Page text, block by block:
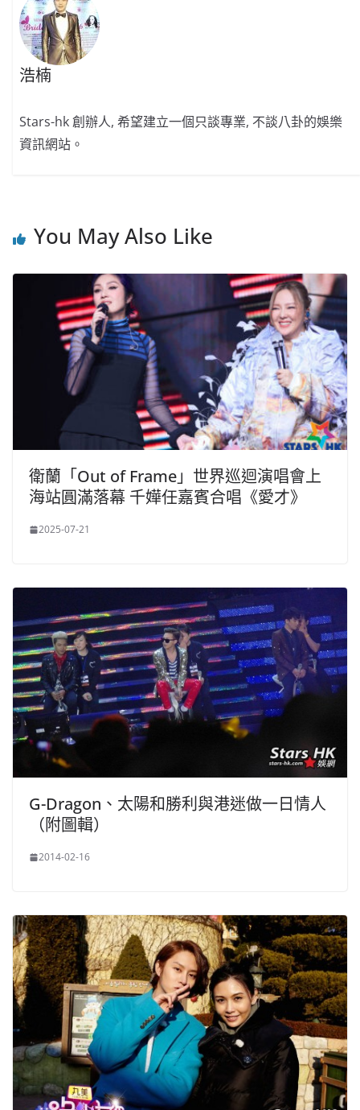
浩楠
Stars-hk 創辦人, 希望建立一個只談專業, 不談八卦的娛樂
資訊網站。
You May Also Like
衛蘭「Out of Frame」世界巡迴演唱會上
海站圓滿落幕 千嬅任嘉賓合唱《愛才》
2025-07-21
G-Dragon、太陽和勝利與港迷做一日情人
（附圖輯）
2014-02-16